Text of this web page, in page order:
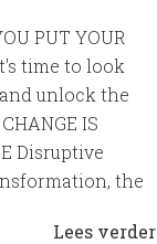
PUT YOUR
time to look
unlock the
IS
Disruptive
the
Lees verder